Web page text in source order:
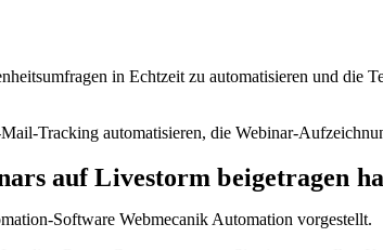
in Echtzeit zu automatisieren und die
Tracking automatisieren, die Webinar-
auf Livestorm beigetragen
Software Webmecanik Automation vorgestellt.